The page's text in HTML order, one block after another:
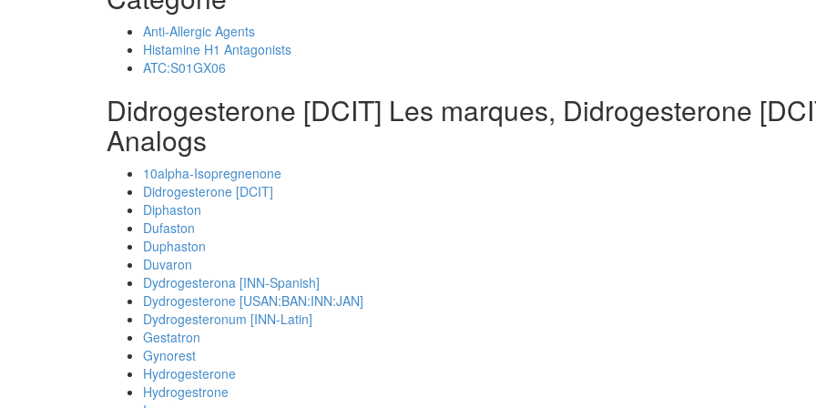
Anti-Allergic Agents
Histamine H1 Antagonists
ATC:S01GX06
Didrogesterone [DCIT] Les marques, Didrogesterone
Analogs
10alpha-Isopregnenone
Didrogesterone [DCIT]
Diphaston
Dufaston
Duphaston
Duvaron
Dydrogesterona [INN-Spanish]
Dydrogesterone [USAN:BAN:INN:JAN]
Dydrogesteronum [INN-Latin]
Gestatron
Gynorest
Hydrogesterone
Hydrogestrone